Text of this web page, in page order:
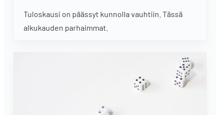
Tuloskausi on päässyt kunnolla vauhtiin. Tässä
alkukauden parhaimmat.